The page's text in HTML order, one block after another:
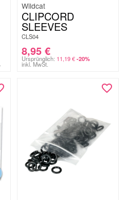
Wildcat
CLIPCORD
SLEEVES
CLS04
8,95 €
Ursprünglich: 11,19€ -20%
inkl. MwSt.